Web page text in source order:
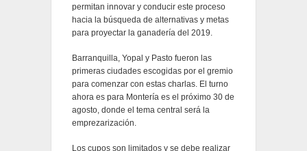
permitan innovar y conducir este proceso
hacia la búsqueda de alternativas y metas
para proyectar la ganadería del 2019.
Barranquilla, Yopal y Pasto fueron las
primeras ciudades escogidas por el gremio
para comenzar con estas charlas. El turno
ahora es para Montería es el próximo 30 de
agosto, donde el tema central será la
emprezarización.
Los cupos son limitados y se debe realizar